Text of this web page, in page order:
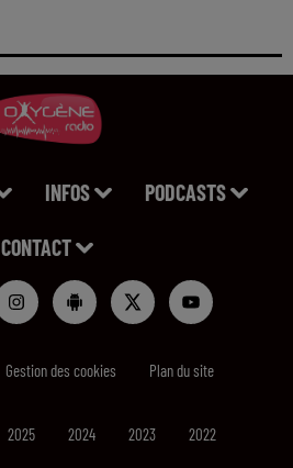
INFOS PODCASTS
CONTACT
Gestion des cookies Plan du site
2025 2024 2023 2022